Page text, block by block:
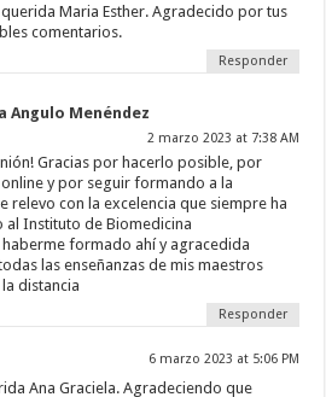
Maria Esther. Agradecido por tus
comentarios.
Responder
Angulo Menéndez
2 marzo 2023 at 7:38 AM
Gracias por hacerlo posible, por
y por seguir formando a la
relevo con la excelencia que siempre ha
al Instituto de Biomedicina
formado ahí y agracedida
las enseñanzas de mis maestros
distancia
Responder
6 marzo 2023 at 5:06 PM
Ana Graciela. Agradeciendo que